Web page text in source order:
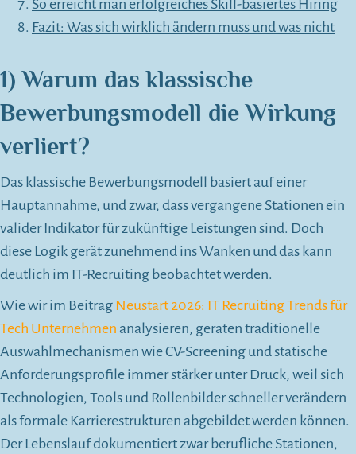
So erreicht man erfolgreiches Skill-basiertes Hiring
Fazit: Was sich wirklich ändern muss und was nicht
1) Warum das klassische
Bewerbungsmodell die Wirkung
verliert?
Das klassische Bewerbungsmodell basiert auf einer
Hauptannahme, und zwar, dass vergangene Stationen ein
valider Indikator für zukünftige Leistungen sind. Doch
diese Logik gerät zunehmend ins Wanken und das kann
deutlich im IT-Recruiting beobachtet werden.
Wie wir im Beitrag Neustart 2026: IT Recruiting Trends für
Tech Unternehmen analysieren, geraten traditionelle
Auswahlmechanismen wie CV-Screening und statische
Anforderungsprofile immer stärker unter Druck, weil sich
Technologien, Tools und Rollenbilder schneller verändern
als formale Karrierestrukturen abgebildet werden können.
Der Lebenslauf dokumentiert zwar berufliche Stationen,